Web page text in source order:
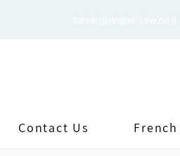
Contact Us French